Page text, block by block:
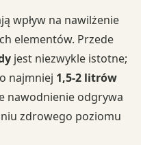
wpływ na nawilżenie
elementów. Przede
jest niezwykle istotne;
najmniej 1,5-2 litrów
nawodnienie odgrywa
zdrowego poziomu